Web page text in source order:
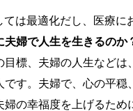
は最適化だし、医療
夫婦で人生を生きるのか
標、夫婦の人生など
す。夫婦で、心の平
の幸福度を上げるため